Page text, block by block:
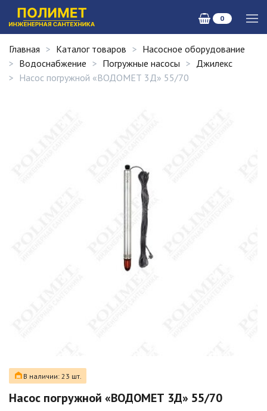
0
Главная Каталог товаров
Насосное оборудование
Водоснабжение
Погружные насосы
Джилекс
Насос погружной «ВОДОМЕТ 3Д» 55/70
В наличии: 23 шт.
Насос погружной «ВОДОМЕТ 3Д» 55/70